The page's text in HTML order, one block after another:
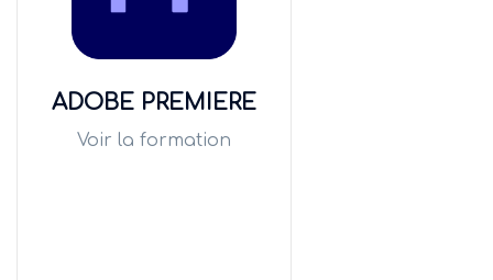
ADOBE PREMIERE
Voir la formation